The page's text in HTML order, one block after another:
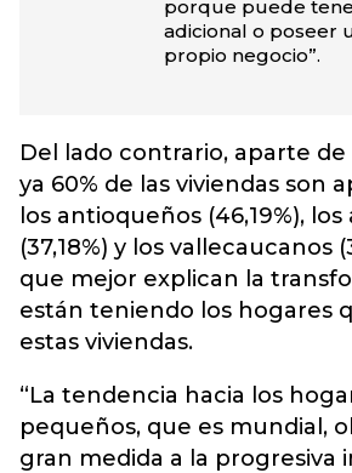
porque puede
adicional o poseer
propio negocio”.
Del lado contrario, aparte
ya 60% de las viviendas son
los antioqueños (46,19%),
(37,18%) y los vallecaucanos
que mejor explican la
están teniendo los hogares
estas viviendas.
“La tendencia hacia los
pequeños, que es mundial,
gran medida a la progresiva